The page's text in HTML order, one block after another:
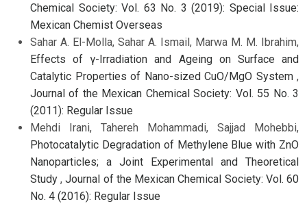
Chemical Society: Vol. 63 No. 3 (2019): Special Issue:
Mexican Chemist Overseas
Sahar A. El-Molla, Sahar A. Ismail, Marwa M. M. Ibrahim,
Effects of γ-Irradiation and Ageing on Surface and
Catalytic Properties of Nano-sized CuO/MgO System ,
Journal of the Mexican Chemical Society: Vol. 55 No. 3
(2011): Regular Issue
Mehdi Irani, Tahereh Mohammadi, Sajjad Mohebbi,
Photocatalytic Degradation of Methylene Blue with ZnO
Nanoparticles; a Joint Experimental and Theoretical
Study,Journal of the Mexican Chemical Society: Vol. 60
No. 4 (2016): Regular Issue